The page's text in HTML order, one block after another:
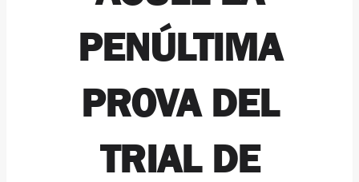
PENÚLTIMA
PROVA DEL
TRIAL DE